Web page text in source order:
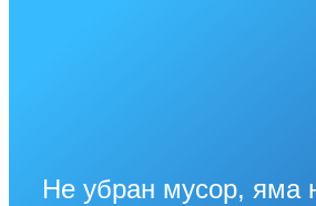
Не убран мусор, яма